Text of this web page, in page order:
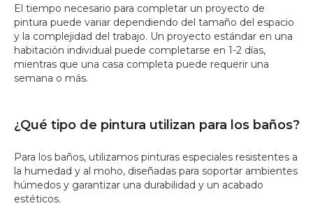
El tiempo necesario para completar un proyecto de
pintura puede variar dependiendo del tamaño del espacio
y la complejidad del trabajo. Un proyecto estándar en una
habitación individual puede completarse en 1-2 días,
mientras que una casa completa puede requerir una
semana o más.
¿Qué tipo de pintura utilizan para los baños?
Para los baños, utilizamos pinturas especiales resistentes a
la humedad y al moho, diseñadas para soportar ambientes
húmedos y garantizar una durabilidad y un acabado
estéticos.